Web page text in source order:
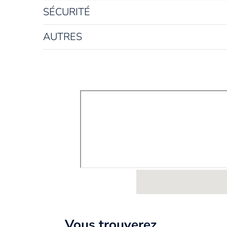
Nombre de portes
3portes
SÉCURITÉ
AUTRES